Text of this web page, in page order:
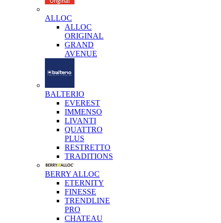
ALLOC
ALLOC
ORIGINAL
GRAND
AVENUE
BALTERIO
EVEREST
IMMENSO
LIVANTI
QUATTRO
PLUS
RESTRETTO
TRADITIONS
BERRY ALLOC
ETERNITY
FINESSE
TRENDLINE
PRO
CHATEAU